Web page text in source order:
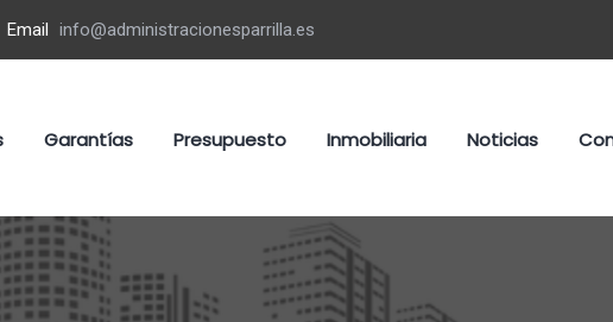
Email info@administracionesparrilla.es
Garantías Presupuesto Inmobiliaria Noticias